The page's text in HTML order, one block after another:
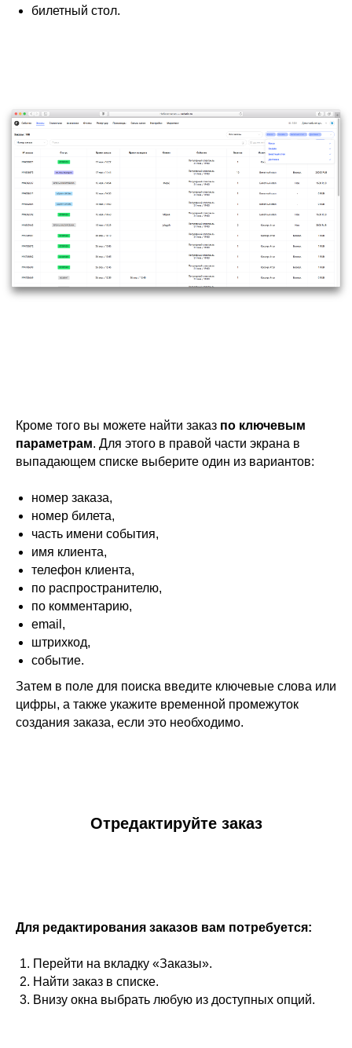
билетный стол.
Кроме того вы можете найти заказ по ключевым
параметрам. Для этого в правой части экрана в
выпадающем списке выберите один из вариантов:
номер заказа,
номер билета,
часть имени события,
имя клиента,
телефон клиента,
по распространителю,
по комментарию,
email,
штрихкод,
событие.
Затем в поле для поиска введите ключевые слова или
цифры, а также укажите временной промежуток
создания заказа, если это необходимо.
Отредактируйте заказ
Для редактирования заказов вам потребуется:
Перейти на вкладку «Заказы».
Найти заказ в списке.
Внизу окна выбрать любую из доступных опций.